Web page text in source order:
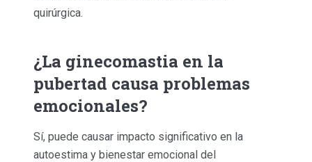
quirúrgica.
¿La ginecomastia en la
pubertad causa problemas
emocionales?
Sí, puede causar impacto significativo en la
autoestima y bienestar emocional del